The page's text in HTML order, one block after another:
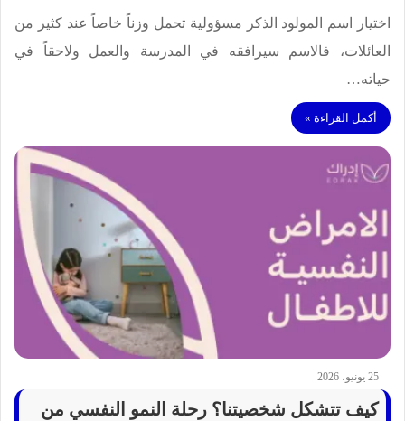
اختيار اسم المولود الذكر مسؤولية تحمل وزناً خاصاً عند كثير من
العائلات، فالاسم سيرافقه في المدرسة والعمل ولاحقاً في
حياته…
أكمل القراءة »
25 يونيو، 2026
كيف تتشكل شخصيتنا؟ رحلة النمو النفسي من